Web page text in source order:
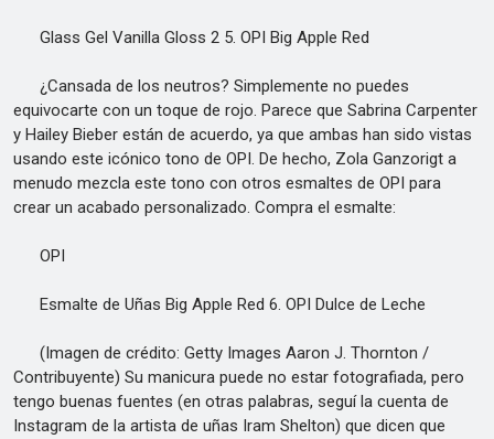
Glass Gel Vanilla Gloss 2 5. OPI Big Apple Red
¿Cansada de los neutros? Simplemente no puedes
equivocarte con un toque de rojo. Parece que Sabrina Carpenter
y Hailey Bieber están de acuerdo, ya que ambas han sido vistas
usando este icónico tono de OPI. De hecho, Zola Ganzorigt a
menudo mezcla este tono con otros esmaltes de OPI para
crear un acabado personalizado. Compra el esmalte:
OPI
Esmalte de Uñas Big Apple Red 6. OPI Dulce de Leche
(Imagen de crédito: Getty Images Aaron J. Thornton /
Contribuyente) Su manicura puede no estar fotografiada, pero
tengo buenas fuentes (en otras palabras, seguí la cuenta de
Instagram de la artista de uñas Iram Shelton) que dicen que